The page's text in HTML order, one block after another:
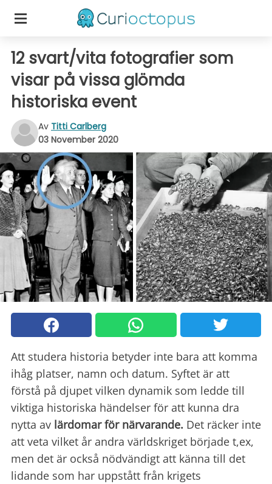
12 svart/vita fotografier som
visar på vissa glömda
historiska event
Av Titti Carlberg
03 November 2020
Att studera historia betyder inte bara att komma
ihåg platser, namn och datum. Syftet är att
förstå på djupet vilken dynamik som ledde till
viktiga historiska händelser för att kunna dra
nytta av lärdomar för närvarande. Det räcker inte
att veta vilket år andra världskriget började t,ex,
men det är också nödvändigt att känna till det
lidande som har uppstått från krigets